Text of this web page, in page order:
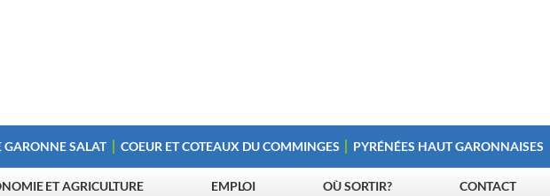
GARONNE SALAT COEUR ET COTEAUX DU COMMINGES PYRÉNÉES HAUT GARONNAISES
ET AGRICULTURE EMPLOI OÙ SORTIR? CONTACT